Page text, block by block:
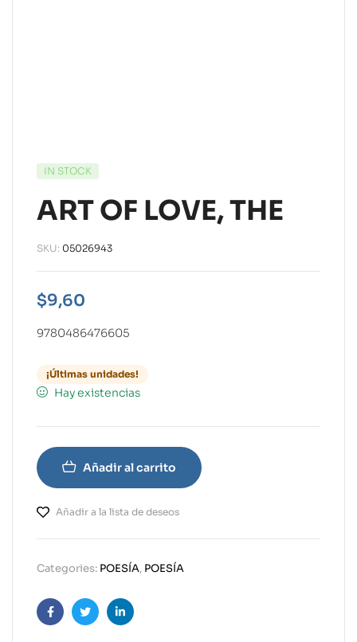
IN STOCK
ART OF LOVE, THE
SKU: 05026943
$9,60
9780486476605
¡Últimas unidades!
Hay existencias
Añadir al carrito
Añadir a la lista de deseos
Categories: POESÍA, POESÍA
FacebookTwitterLinkedin